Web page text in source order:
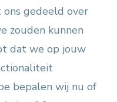
gedeeld over
zouden kunnen
dat we op jouw
bepalen wij nu of